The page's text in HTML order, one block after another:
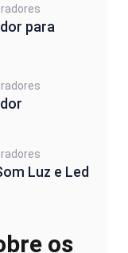
para
Luz e Led
os